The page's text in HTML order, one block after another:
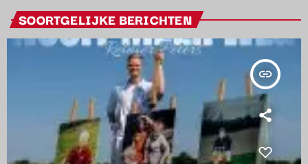
SOORTGELIJKE BERICHTEN
insert_link